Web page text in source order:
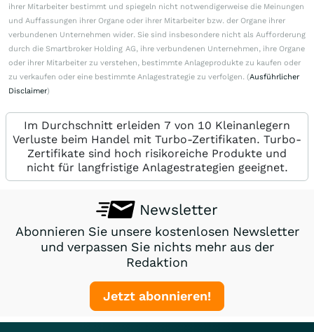
ihrer Mitarbeiter bestimmt und spiegeln nicht notwendigerweise die Meinungen
und Auffassungen ihrer Organe oder ihrer Mitarbeiter bzw. der Organe ihrer
verbundenen Unternehmen wider. Sie sind insbesondere nicht als Aufforderung
durch die Smartbroker Holding AG, ihre verbundenen Unternehmen, ihre Organe
oder ihrer Mitarbeiter zu verstehen, bestimmte Anlageprodukte zu kaufen oder
zu verkaufen oder eine bestimmte Anlagestrategie zu verfolgen. (Ausführlicher
Disclaimer)
Im Durchschnitt erleiden 7 von 10 Kleinanlegern
Verluste beim Handel mit Turbo-Zertifikaten. Turbo-
Zertifikate sind hoch risikoreiche Produkte und
nicht für langfristige Anlagestrategien geeignet.
Newsletter
Abonnieren Sie unsere kostenlosen Newsletter
und verpassen Sie nichts mehr aus der
Redaktion
Jetzt abonnieren!